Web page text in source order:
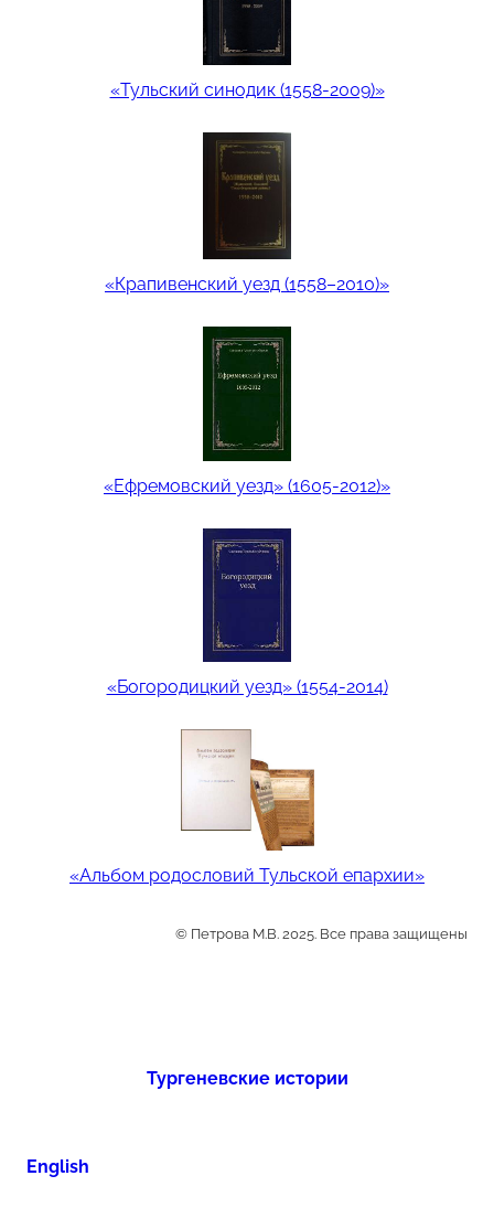
«Тульский синодик (1558-2009)»
«Крапивенский уезд (1558–2010)»
«Ефремовский уезд» (1605-2012)»
«Богородицкий уезд» (1554-2014)
«Альбом родословий Тульской епархии»
© Петрова М.В. 2025. Все права защищены
Тургеневские истории
English